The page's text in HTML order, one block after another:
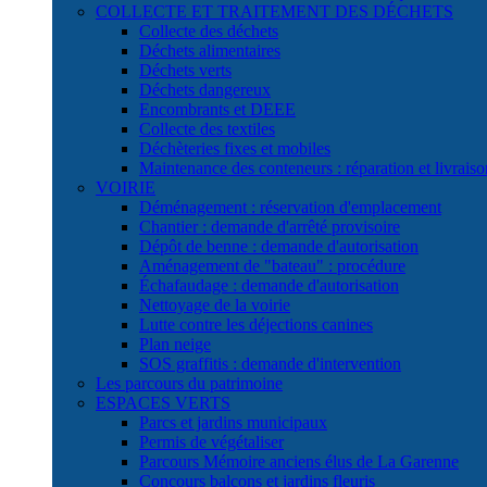
COLLECTE ET TRAITEMENT DES DÉCHETS
Collecte des déchets
Déchets alimentaires
Déchets verts
Déchets dangereux
Encombrants et DEEE
Collecte des textiles
Déchèteries fixes et mobiles
Maintenance des conteneurs : réparation et
VOIRIE
Déménagement : réservation d'emplacement
Chantier : demande d'arrêté provisoire
Dépôt de benne : demande d'autorisation
Aménagement de "bateau" : procédure
Échafaudage : demande d'autorisation
Nettoyage de la voirie
Lutte contre les déjections canines
Plan neige
SOS graffitis : demande d'intervention
Les parcours du patrimoine
ESPACES VERTS
Parcs et jardins municipaux
Permis de végétaliser
Parcours Mémoire anciens élus de La Garenne
Concours balcons et jardins fleuris